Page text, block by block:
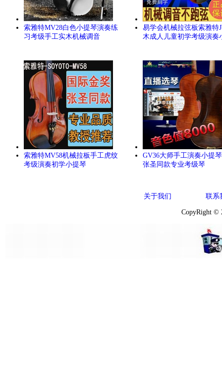
索雅特MV28白色小提琴演奏练
习考级手工实木机械调音
易学会机械拉弦板索雅特
木成人儿童初学考级演奏
索雅特MV58机械拉板手工虎纹
考级演奏初学小提琴
GV36大师手工演奏小提
张圣同款专业考级琴
关于我们 联系
CopyRight ©